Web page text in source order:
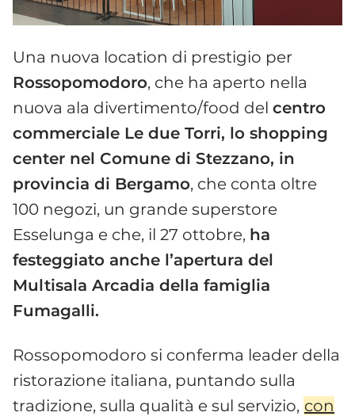
Una nuova location di prestigio per
Rossopomodoro, che ha aperto nella
nuova ala divertimento/food del centro
commerciale Le due Torri, lo shopping
center nel Comune di Stezzano, in
provincia di Bergamo, che conta oltre
100 negozi, un grande superstore
Esselunga e che, il 27 ottobre, ha
festeggiato anche l’apertura del
Multisala Arcadia della famiglia
Fumagalli.
Rossopomodoro si conferma leader della
ristorazione italiana, puntando sulla
tradizione, sulla qualità e sul servizio, con